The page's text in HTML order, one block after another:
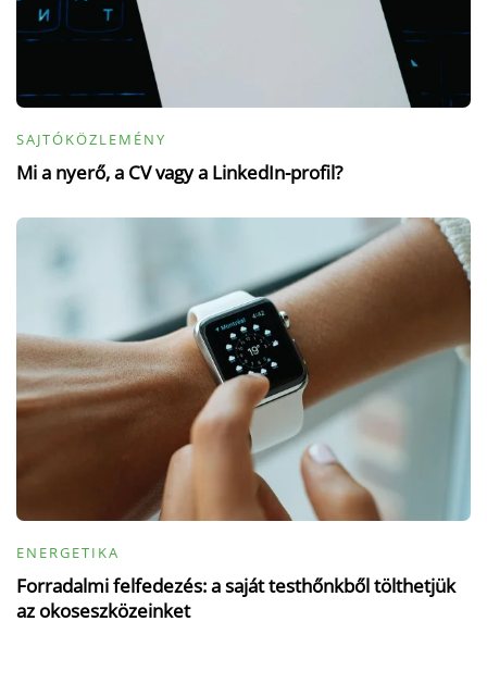
SAJTÓKÖZLEMÉNY
Mi a nyerő, a CV vagy a LinkedIn-profil?
ENERGETIKA
Forradalmi felfedezés: a saját testhőnkből tölthetjük
az okoseszközeinket